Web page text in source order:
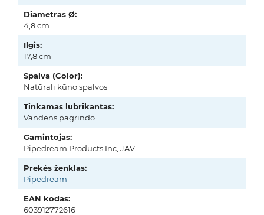
Diametras Ø:
4,8 cm
Ilgis:
17,8 cm
Spalva (Color):
Natūrali kūno spalvos
Tinkamas lubrikantas:
Vandens pagrindo
Gamintojas:
Pipedream Products Inc, JAV
Prekės ženklas:
Pipedream
EAN kodas:
603912772616